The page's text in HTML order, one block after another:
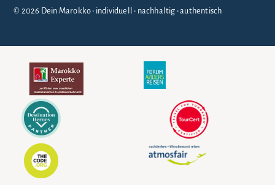
© 2026 Dein Marokko • individuell • nachhaltig • authentisch